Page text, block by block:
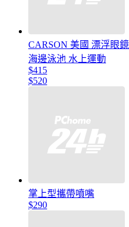
CARSON 美國 漂浮眼
海邊泳池 水上運動
$415
$520
掌上型攜帶噴嘴
$290